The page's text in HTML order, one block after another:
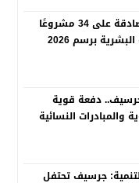
جرسيف.. المصادقة على 34 مشروعًا
برسم 2026
دفعة قوية
والمبادرات النسائية
جرسيف تحتفل